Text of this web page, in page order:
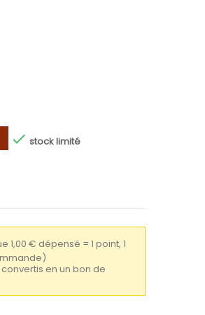
 stock limité
1,00 € dépensé = 1 point, 1
en un bon de